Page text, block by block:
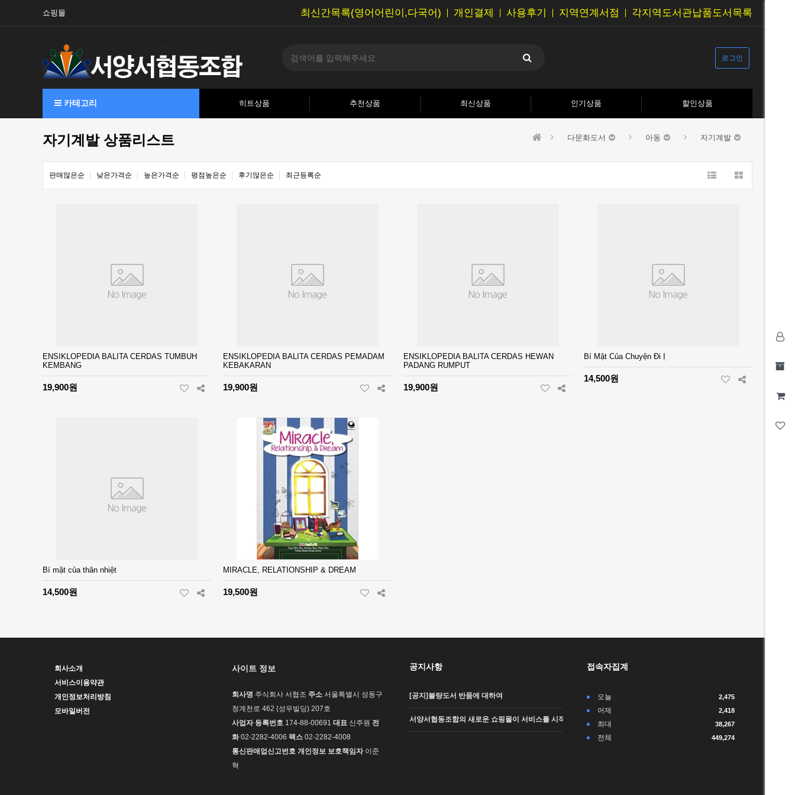
쇼핑몰 최신간목록(영어어린이,다국어) 개인결제 사용후기 지역연계서점 각지역도서관납품도서목록
로그인
카테고리 히트상품 추천상품 최신상품 인기상품 할인상품
자기계발 상품리스트 다문화도서 아동 자기계발
판매많은순 낮은가격순 높은가격순 평점높은순 후기많은순 최근등록순
ENSIKLOPEDIA BALITA CERDAS TUMBUH
KEMBANG
19,900원
ENSIKLOPEDIA BALITA CERDAS PEMADAM
KEBAKARAN
19,900원
ENSIKLOPEDIA BALITA CERDAS HEWAN
PADANG RUMPUT
19,900원
Bí Mật Của Chuyện Đi Ị
14,500원
Bí mật của thân nhiệt
14,500원
MIRACLE, RELATIONSHIP & DREAM
19,500원
회사소개
서비스이용약관
개인정보처리방침
모바일버전
사이트 정보
회사명 주식회사 서협조 주소 서울특별시 성동구
청계천로 462 (성우빌딩) 207호
사업자 등록번호 174-88-00691 대표 신주원 전
화02-2282-4006 팩스 02-2282-4008
통신판매업신고번호 개인정보 보호책임자이준
혁
공지사항
[공지]불량도서 반품에 대하여
서양서협동조합의 새로운 쇼핑몰이 서비스를 시작합니다.
접속자집계
오늘 2,475
어제 2,418
최대 38,267
전체 449,274